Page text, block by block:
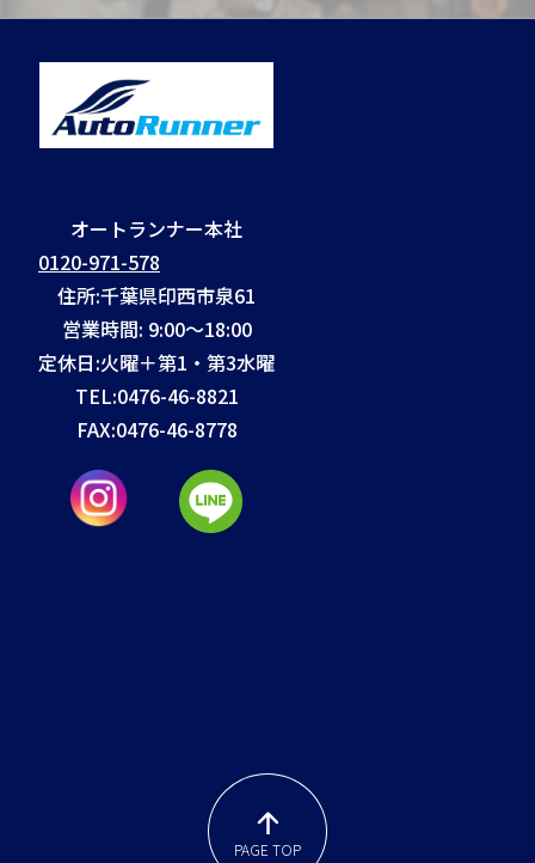
オートランナー本社
0120-971-578
住所:千葉県印西市泉61
営業時間: 9:00～18:00
定休日:火曜＋第1・第3水曜
TEL:0476-46-8821
FAX:0476-46-8778
PAGE TOP